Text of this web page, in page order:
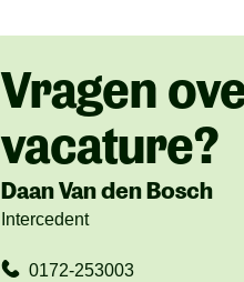
Vragen
vacature?
Daan Van den Bosch
Intercedent
0172-253003